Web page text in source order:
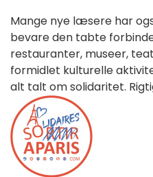
Mange nye læsere har
bevare den tabte
restauranter, museer,
formidlet kulturelle
alt talt om solidaritet.